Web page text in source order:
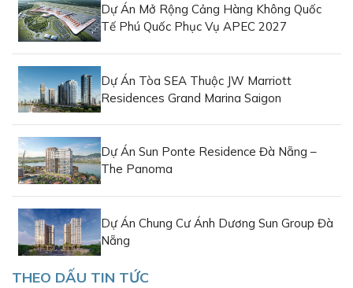
Dự Án Mở Rộng Cảng Hàng Không Quốc
Tế Phú Quốc Phục Vụ APEC 2027
Dự Án Tòa SEA Thuộc JW Marriott
Residences Grand Marina Saigon
Dự Án Sun Ponte Residence Đà Nẵng –
The Panoma
Dự Án Chung Cư Ánh Dương Sun Group Đà
Nẵng
THEO DẤU TIN TỨC